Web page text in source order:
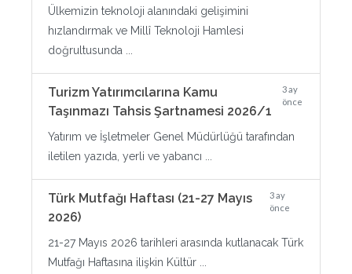
Ülkemizin teknoloji alanındaki gelişimini
hızlandırmak ve Millî Teknoloji Hamlesi
doğrultusunda ...
Turizm Yatırımcılarına Kamu
Taşınmazı Tahsis Şartnamesi 2026/1
3 ay
önce
Yatırım ve İşletmeler Genel Müdürlüğü tarafından
iletilen yazıda, yerli ve yabancı ...
Türk Mutfağı Haftası (21-27 Mayıs
2026)
3 ay
önce
21-27 Mayıs 2026 tarihleri arasında kutlanacak Türk
Mutfağı Haftasına ilişkin Kültür ...